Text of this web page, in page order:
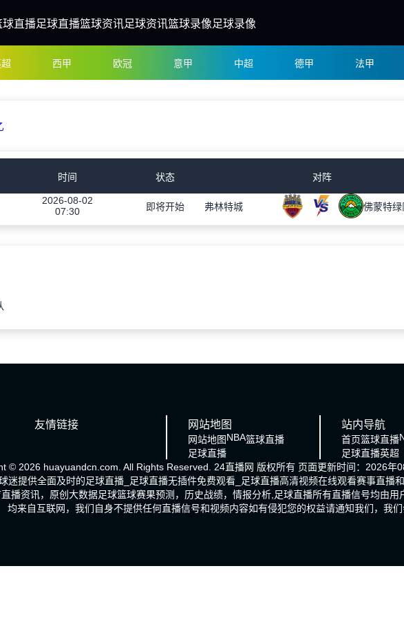
球直播足球直播篮球资讯足球资讯篮球录像足球录像
西甲 欧冠 意甲 中超 德甲 法甲
时间 状态 对阵
2026-08-02
07:30
即将开始 弗林特城 佛蒙特绿
友情链接 网站地图
网站地图NBA篮球直播
足球直播
站内导航
首页篮球直播
足球直播英超
© 2026 huayuandcn.com. All Rights Reserved. 24直播网 版权所有 页面更新时间：2026年
迷提供全面及时的足球直播_足球直播无插件免费观看_足球直播高清视频在线观看赛事直播
播资讯，原创大数据足球篮球赛果预测，历史战绩，情报分析,足球直播所有直播信号均由
均来自互联网，我们自身不提供任何直播信号和视频内容如有侵犯您的权益请通知我们，我们